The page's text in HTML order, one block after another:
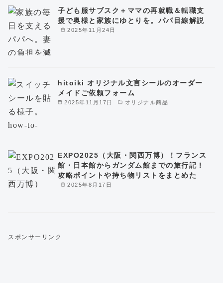
2025年11月24日
子ども服サブスク＋ママの再就職＆転職支
援で奥様と家族にゆとりを。パパ目線解説
2025年11月17日 オリジナル商品
hitoiki オリジナル文言シールのオーダー
メイドご依頼フォーム
2025年8月17日
EXPO2025（大阪・関西万博）！フランス
館・日本館からガンダム館までの旅行記！
攻略ポイントや持ち物リストをまとめた
スポンサーリンク